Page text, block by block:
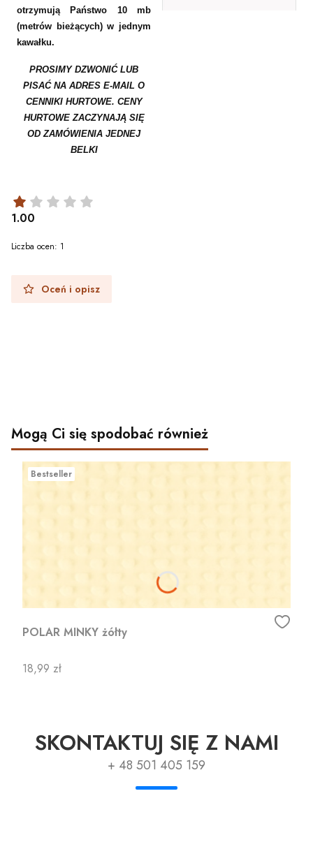
otrzymują Państwo 10 mb
(metrów bieżących) w jednym
kawałku.
PROSIMY DZWONIĆ LUB
PISAĆ NA ADRES E-MAIL O
CENNIKI HURTOWE. CENY
HURTOWE ZACZYNAJĄ SIĘ
OD ZAMÓWIENIA JEDNEJ
BELKI
1.00
Liczba ocen: 1
Oceń i opisz
Mogą Ci się spodobać również
Bestseller
POLAR MINKY żółty
Cena
18,99 zł
SKONTAKTUJ SIĘ Z NAMI
+ 48 501 405 159